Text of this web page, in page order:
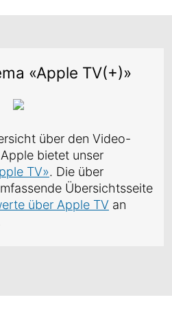
«Apple TV(+)»
über den Video-
bietet unser
TV». Die über
Übersichtsseite
über Apple TV an